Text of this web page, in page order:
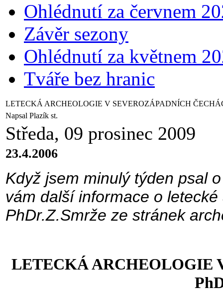
Ohlédnutí za červnem
Závěr sezony
Ohlédnutí za květnem
Tváře bez hranic
LETECKÁ ARCHEOLOGIE V SEVEROZÁPADNÍCH
Napsal Plazík st.
Středa, 09 prosinec 2009
23.4.2006
Když jsem minulý týden psal
vám další informace o
PhDr.Z.Smrže ze stránek
LETECKÁ ARCHEOLOGIE